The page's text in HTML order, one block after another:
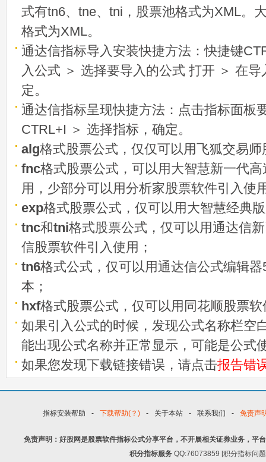
式有tn6、tne、tni，股票池格式为XML。
格式为XML。
通达信指标导入安装快捷方法：快捷键
入公式 ＞ 选择要导入的公式 打开 ＞ 在
定。
通达信指标呈现快捷方法：点击指标面板
CTRL+I ＞ 选择指标，确定。
alg格式股票公式，仅仅可以用飞狐交易
fnc格式股票公式，可以用大智慧新一代
用，少部分可以用分析家股票软件引入使
exp格式股票公式，仅可以用大智慧经典
tnc和tni格式股票公式，仅可以用通达信
信股票软件引入使用；
tn6格式公式，仅可以用通达信公式编辑
本；
hxf格式股票公式，仅可以用同花顺股票
如果引入公式的时候，发现公式名称栏空
能出现公式名称并正常显示，可能是公式
如果您发现下载链接错误，请点击报告错
指标安装帮助 - 下载帮助(？) - 关于本站 - 联系我们 - 免责声
免责声明：好股网是股票软件指标公式分享平台，不开展相关证券业务，平
积分指标服务 QQ:76073859 [积分指标问